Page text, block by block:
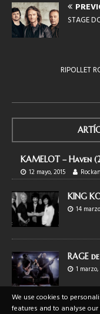
STAGE
RIPOLLET
KAMELOT – Haven
12 mayo, 2015
KING
14
RAGE
1 marzo,
We use cookies to
features and to analyse